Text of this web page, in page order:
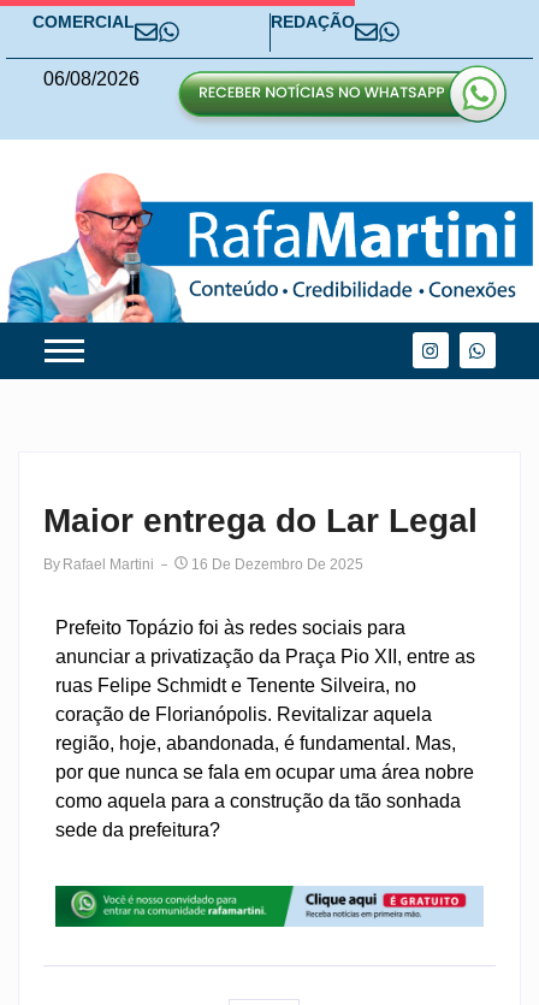
COMERCIAL REDAÇÃO
06/08/2026
Maior entrega do Lar Legal
By Rafael Martini 16 De Dezembro De 2025
Prefeito Topázio foi às redes sociais para
anunciar a privatização da Praça Pio XII, entre as
ruas Felipe Schmidt e Tenente Silveira, no
coração de Florianópolis. Revitalizar aquela
região, hoje, abandonada, é fundamental. Mas,
por que nunca se fala em ocupar uma área nobre
como aquela para a construção da tão sonhada
sede da prefeitura?